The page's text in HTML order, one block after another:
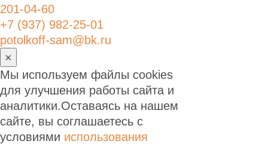
201-04-60
+7 (937) 982-25-01
potolkoff-sam@bk.ru
×
Мы используем файлы cookies
для улучшения работы сайта и
аналитики.Оставаясь на нашем
сайте, вы соглашаетесь с
условиями использования